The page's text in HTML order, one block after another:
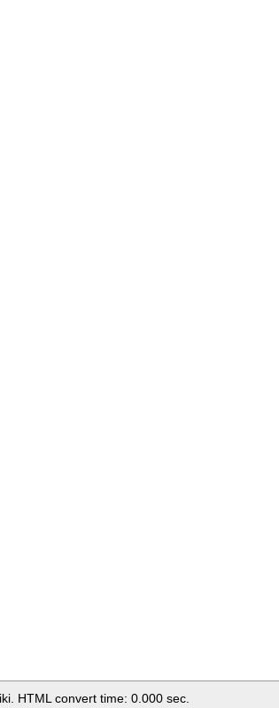
HTML convert time: 0.000 sec.